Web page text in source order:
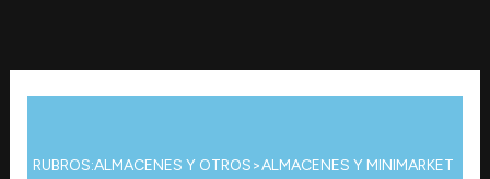
contenido
RUBROS:ALMACENES Y OTROS>ALMACENES Y MINIMARKET